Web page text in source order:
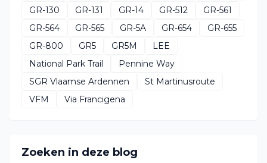
GR-130
GR-131 GR-14 GR-512
GR-561
GR-564
GR-565 GR-5A GR-654
GR-655
GR-800
GR5 GR5M
LEE
National Park Trail
Pennine Way
SGR Vlaamse Ardennen
St Martinusroute
VFM
Via Francigena
Zoeken in deze blog